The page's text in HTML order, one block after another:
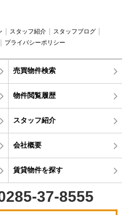
スタッフ紹介
スタッフブログ
プライバシーポリシー
売買物件検索
物件閲覧履歴
スタッフ紹介
会社概要
賃貸物件を探す
37-8555